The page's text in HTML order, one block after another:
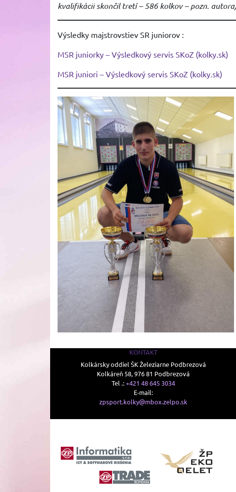
kvalifikácii skončil tretí – 586 kolkov – pozn.
Výsledky majstrovstiev SR juniorov :
MSR juniorky – Výsledkový servis SKoZ (kolky.sk)
MSR juniori – Výsledkový servis SKoZ (kolky.sk)
KONTAKT
Kolkársky oddiel ŠK Železiarne Podbrezová
Kolkáreň 58, 976 81 Podbrezová
Tel .:+421 48 645 3034
E-mail:
zpsport.kolky@mbox.zelpo.sk